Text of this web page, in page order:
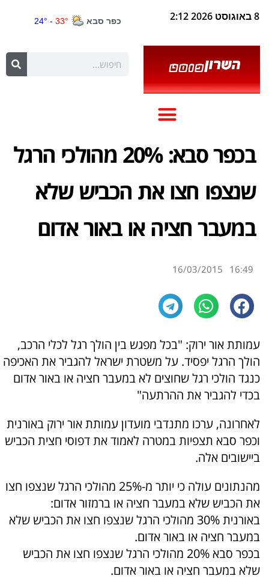
8 באוגוסט 2026 2:12
בכפר סבא: 20% מהולכי הרגל
שנצפו חצו את הכביש שלא
במעבר חציה או באור אדום
16:49
16/03/2015
עמותת אור ירוק: "בכל מפגש בין הולך רגל לכלי הרכב,
הולך הרגל יפסיד. על משטרת ישראל להגביר את האכיפה
כנגד הולכי רגל שחוצים לא במעבר חציה או באור אדום
בכדי להגביר את ההרתעה"
לאחרונה, ערכו מתנדבי מועדון עמותת אור ירוק באורנית
וכפר סבא תצפיות במטרה לאמוד את דפוסי חצית הכביש
ביישובים אלה.
מהנתונים עולה כי יותר מ-25% מהולכי הרגל שנצפו חצו
את הכביש שלא במעבר חציה או ברמזור אדום:
באורנית 30% מהולכי הרגל שנצפו חצו את הכביש שלא
במעבר חציה או באור אדום.
בכפר סבא 20% מהולכי הרגל שנצפו חצו את הכביש
שלא במעבר חציה או באור אדום.